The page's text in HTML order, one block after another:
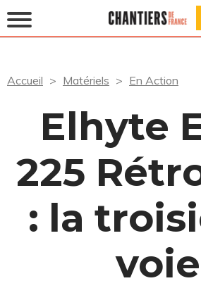
Accueil Matériels En Action
Elhyte
225
: la
voie